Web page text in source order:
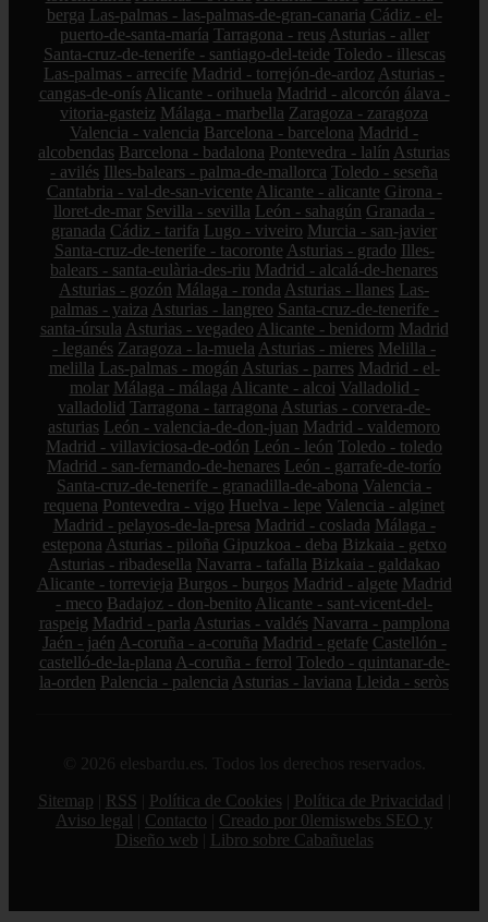
berga Las-palmas - las-palmas-de-gran-canaria Cádiz - el-
puerto-de-santa-maría Tarragona - reus Asturias - aller
Santa-cruz-de-tenerife - santiago-del-teide Toledo - illescas
Las-palmas - arrecife Madrid - torrejón-de-ardoz Asturias -
cangas-de-onís Alicante - orihuela Madrid - alcorcón álava -
vitoria-gasteiz Málaga - marbella Zaragoza - zaragoza
Valencia - valencia Barcelona - barcelona Madrid -
alcobendas Barcelona - badalona Pontevedra - lalín Asturias
- avilés Illes-balears - palma-de-mallorca Toledo - seseña
Cantabria - val-de-san-vicente Alicante - alicante Girona -
lloret-de-mar Sevilla - sevilla León - sahagún Granada -
granada Cádiz - tarifa Lugo - viveiro Murcia - san-javier
Santa-cruz-de-tenerife - tacoronte Asturias - grado Illes-
balears - santa-eulària-des-riu Madrid - alcalá-de-henares
Asturias - gozón Málaga - ronda Asturias - llanes Las-
palmas - yaiza Asturias - langreo Santa-cruz-de-tenerife -
santa-úrsula Asturias - vegadeo Alicante - benidorm Madrid
- leganés Zaragoza - la-muela Asturias - mieres Melilla -
melilla Las-palmas - mogán Asturias - parres Madrid - el-
molar Málaga - málaga Alicante - alcoi Valladolid -
valladolid Tarragona - tarragona Asturias - corvera-de-
asturias León - valencia-de-don-juan Madrid - valdemoro
Madrid - villaviciosa-de-odón León - león Toledo - toledo
Madrid - san-fernando-de-henares León - garrafe-de-torío
Santa-cruz-de-tenerife - granadilla-de-abona Valencia -
requena Pontevedra - vigo Huelva - lepe Valencia - alginet
Madrid - pelayos-de-la-presa Madrid - coslada Málaga -
estepona Asturias - piloña Gipuzkoa - deba Bizkaia - getxo
Asturias - ribadesella Navarra - tafalla Bizkaia - galdakao
Alicante - torrevieja Burgos - burgos Madrid - algete Madrid
- meco Badajoz - don-benito Alicante - sant-vicent-del-
raspeig Madrid - parla Asturias - valdés Navarra - pamplona
Jaén - jaén A-coruña - a-coruña Madrid - getafe Castellón -
castelló-de-la-plana A-coruña - ferrol Toledo - quintanar-de-
la-orden Palencia - palencia Asturias - laviana Lleida - seròs
© 2026 elesbardu.es. Todos los derechos reservados.
Sitemap
RSS Política de Cookies Política de Privacidad
Aviso legal
Contacto
Creado por 0lemiswebs SEO y
Diseño web
Libro sobre Cabañuelas